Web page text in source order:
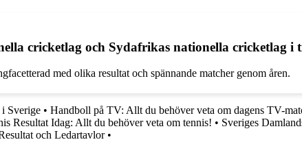
cricketlag och Sydafrikas nationella cricketlag i
med olika resultat och spännande matcher genom åren.
Sverige • Handboll på TV: Allt du behöver veta om dagens TV-
Resultat Idag: Allt du behöver veta om tennis! • Sveriges
och Ledartavlor•